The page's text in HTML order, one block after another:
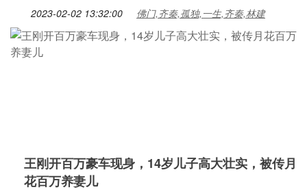
2023-02-02 13:32:00 佛门,齐秦,孤独,一生,齐秦,林建
王刚开百万豪车现身，14岁儿子高大壮实，被传月
花百万养妻儿